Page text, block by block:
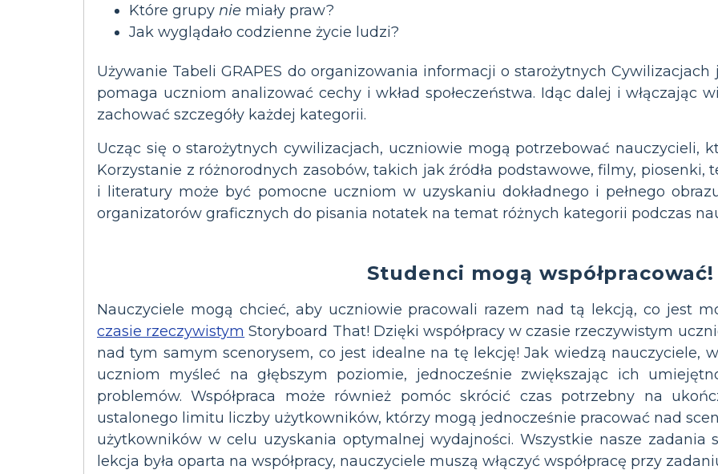
Które grupy nie miały praw?
Jak wyglądało codzienne życie ludzi?
Używanie Tabeli GRAPES do organizowania informacji o starożytnych
pomaga uczniom analizować cechy i wkład społeczeństwa. Idąc dalej i włączając
zachować szczegóły każdej kategorii.
Ucząc się o starożytnych cywilizacjach, uczniowie mogą potrzebować nauczycieli,
Korzystanie z różnorodnych zasobów, takich jak źródła podstawowe, filmy, piosenki,
i literatury może być pomocne uczniom w uzyskaniu dokładnego i pełnego
organizatorów graficznych do pisania notatek na temat różnych kategorii podczas
Studenci mogą współpracować!
Nauczyciele mogą chcieć, aby uczniowie pracowali razem nad tą lekcją, co jest
czasie rzeczywistym Storyboard That! Dzięki współpracy w czasie rzeczywistym
nad tym samym scenorysem, co jest idealne na tę lekcję! Jak wiedzą nauczyciele,
uczniom myśleć na głębszym poziomie, jednocześnie zwiększając ich
problemów. Współpraca może również pomóc skrócić czas potrzebny na
ustalonego limitu liczby użytkowników, którzy mogą jednocześnie pracować nad
użytkowników w celu uzyskania optymalnej wydajności. Wszystkie nasze zadania